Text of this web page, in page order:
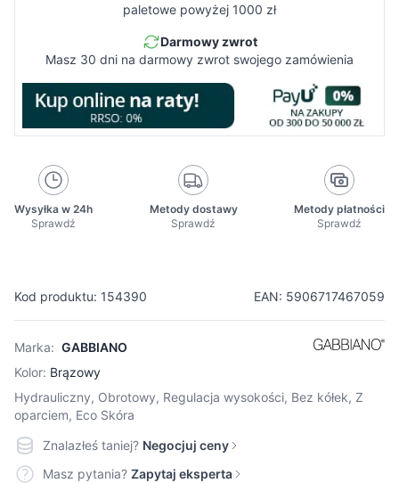
Kod produktu: 154390 EAN: 5906717467059
Marka: GABBIANO
Kolor: Brązowy
Hydrauliczny, Obrotowy, Regulacja wysokości, Bez kółek, Z
oparciem, Eco Skóra
paletowe powyżej 1000 zł
Darmowy zwrot
Masz 30 dni na darmowy zwrot swojego zamówienia
Wysyłka w 24h
Sprawdź
Metody dostawy
Sprawdź
Metody płatności
Sprawdź
Znalazłeś taniej? Negocjuj ceny
Masz pytania? Zapytaj eksperta